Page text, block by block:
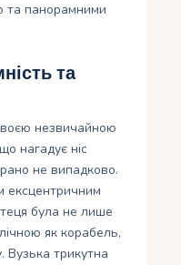
та панорамними
та
незвичайною
нагадує ніс
не випадково.
ексцентричним
була не лише
як корабель,
Вузька трикутна